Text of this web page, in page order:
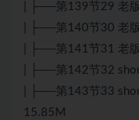
| ├──第139节29 老
| ├──第140节30 老
| ├──第141节31 老
| ├──第142节32
| ├──第143节33
15.85M